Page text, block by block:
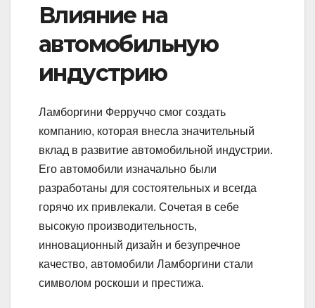
Влияние на
автомобильную
индустрию
Ламборгини Ферруччо смог создать
компанию, которая внесла значительный
вклад в развитие автомобильной индустрии.
Его автомобили изначально были
разработаны для состоятельных и всегда
горячо их привлекали. Сочетая в себе
высокую производительность,
инновационный дизайн и безупречное
качество, автомобили Ламборгини стали
символом роскоши и престижа.